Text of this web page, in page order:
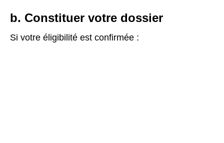
b. Constituer votre dossier
Si votre éligibilité est confirmée :